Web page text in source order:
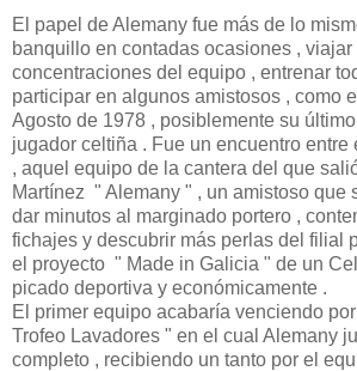
El papel de Alemany fue más de lo
banquillo en contadas ocasiones , viajar
concentraciones del equipo , entrenar
participar en algunos amistosos , como
Agosto de 1978 , posiblemente su
jugador celtiña . Fue un encuentro entre
, aquel equipo de la cantera del que
Martínez " Alemany " , un amistoso que
dar minutos al marginado portero ,
fichajes y descubrir más perlas del filial
el proyecto " Made in Galicia " de un
picado deportiva y económicamente .
El primer equipo acabaría venciendo
Trofeo Lavadores " en el cual Alemany
completo , recibiendo un tanto por el